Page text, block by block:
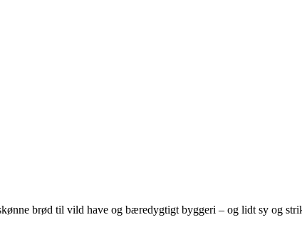
brød til vild have og bæredygtigt byggeri – og lidt sy og